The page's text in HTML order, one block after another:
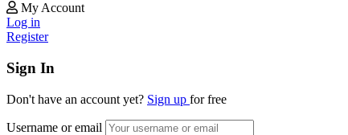
My Account
Log in
Register
Sign In
Don't have an account yet? Sign up for free
Username or email